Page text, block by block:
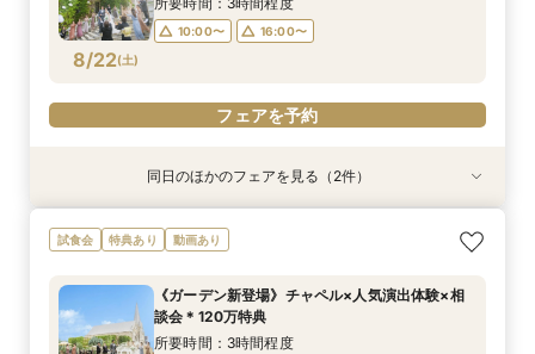
16:00〜
16:00〜
8/22(土)
10:00〜 16:00〜
フェアを予約
特典あり
8/22(土)
《少人数婚向け》4名～貸切OK＊プライベート感
◎試食付き相談会
9:00〜
10:00〜
14:00〜
15:00〜
8/22(土)
《はじめての見学に◎》充実サポート×安心価格
＊なんでも相談会
9:00〜
10:00〜
14:00〜
15:00〜
同日のほかのフェアを見る（2件）
試食会 特典あり 動画あり
《ガーデン新登場》チャペル×人気演出体験×相
談会＊120万特典
所要時間：3時間程度